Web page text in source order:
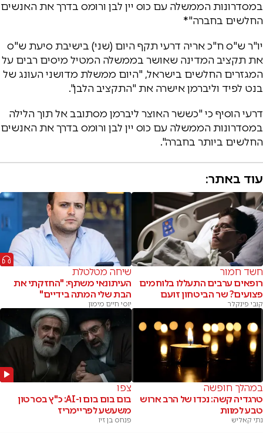
במסדרונות הממשלה עם כוס יין לבן ורומס בדרך את האנשים
החלשים בחברה"*
יו"ר ש"ס ח"כ אריה דרעי תקף היום (שני) בישיבת סיעת ש"ס
את תקציב המדינה שאושר בממשלה המטיל מיסים רבים על
המגזרים החלשים בישראל, "היום ממשלת מדושני העונג של
בנט לפיד וליברמן אישרה את "התקציב הלבן".
דרעי הוסיף כי "כששר האוצר ליברמן מסתובב אל תוך הלילה
במסדרונות הממשלה עם כוס יין לבן ורומס בדרך את האנשים
החלשים ביותר בחברה".
עוד באתר:
חשד חמור
רופאים ערבים התעללו בלוחמים
פצועים? שר הביטחון זועם
קובי פינקלר
שיחה מטלטלת
העיתונאי משתף: "החזקתי את
הבת שלי המתה בידיים"
יוסי חיים מימון
במהלך חופשה
טרגדיה קשה: נכדו של הרב ארוש
טבע למוות
נתי קאליש
צפו
בום בום בום ו-AI: כ"ץ בסרטון
משעשע לפריימריז
פנחס בן זיו